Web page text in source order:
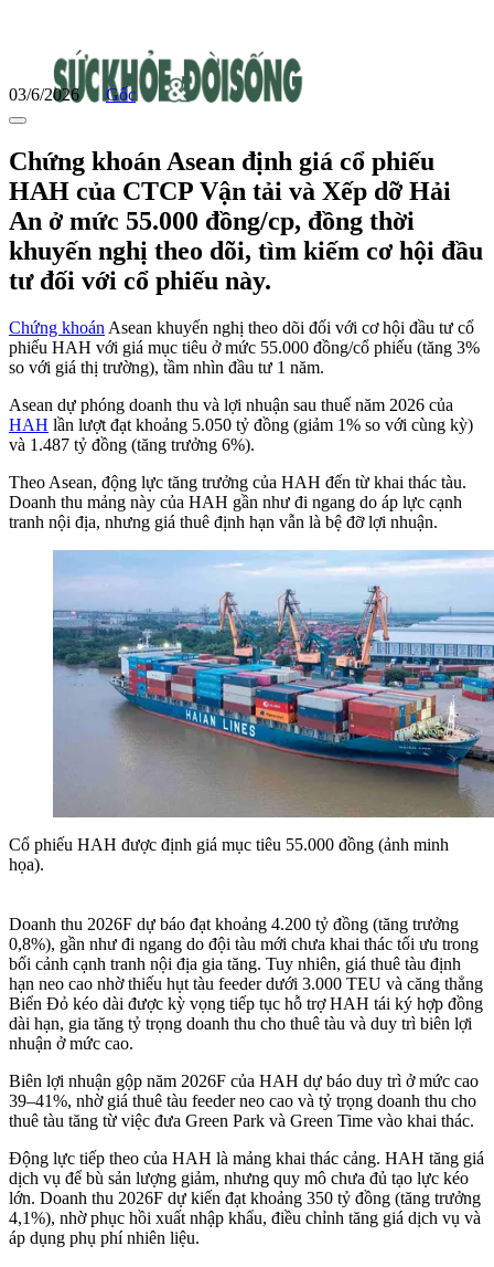
03/6/2026 Gốc
Chứng khoán Asean định giá cổ phiếu
HAH của CTCP Vận tải và Xếp dỡ Hải
An ở mức 55.000 đồng/cp, đồng thời
khuyến nghị theo dõi, tìm kiếm cơ hội đầu
tư đối với cổ phiếu này.
Chứng khoán Asean khuyến nghị theo dõi đối với cơ hội đầu tư cổ
phiếu HAH với giá mục tiêu ở mức 55.000 đồng/cổ phiếu (tăng 3%
so với giá thị trường), tầm nhìn đầu tư 1 năm.
Asean dự phóng doanh thu và lợi nhuận sau thuế năm 2026 của
HAH lần lượt đạt khoảng 5.050 tỷ đồng (giảm 1% so với cùng kỳ)
và 1.487 tỷ đồng (tăng trưởng 6%).
Theo Asean, động lực tăng trưởng của HAH đến từ khai thác tàu.
Doanh thu mảng này của HAH gần như đi ngang do áp lực cạnh
tranh nội địa, nhưng giá thuê định hạn vẫn là bệ đỡ lợi nhuận.
Cổ phiếu HAH được định giá mục tiêu 55.000 đồng (ảnh minh
họa).
Doanh thu 2026F dự báo đạt khoảng 4.200 tỷ đồng (tăng trưởng
0,8%), gần như đi ngang do đội tàu mới chưa khai thác tối ưu trong
bối cảnh cạnh tranh nội địa gia tăng. Tuy nhiên, giá thuê tàu định
hạn neo cao nhờ thiếu hụt tàu feeder dưới 3.000 TEU và căng thẳng
Biển Đỏ kéo dài được kỳ vọng tiếp tục hỗ trợ HAH tái ký hợp đồng
dài hạn, gia tăng tỷ trọng doanh thu cho thuê tàu và duy trì biên lợi
nhuận ở mức cao.
Biên lợi nhuận gộp năm 2026F của HAH dự báo duy trì ở mức cao
39–41%, nhờ giá thuê tàu feeder neo cao và tỷ trọng doanh thu cho
thuê tàu tăng từ việc đưa Green Park và Green Time vào khai thác.
Động lực tiếp theo của HAH là mảng khai thác cảng. HAH tăng giá
dịch vụ để bù sản lượng giảm, nhưng quy mô chưa đủ tạo lực kéo
lớn. Doanh thu 2026F dự kiến đạt khoảng 350 tỷ đồng (tăng trưởng
4,1%), nhờ phục hồi xuất nhập khẩu, điều chỉnh tăng giá dịch vụ và
áp dụng phụ phí nhiên liệu.